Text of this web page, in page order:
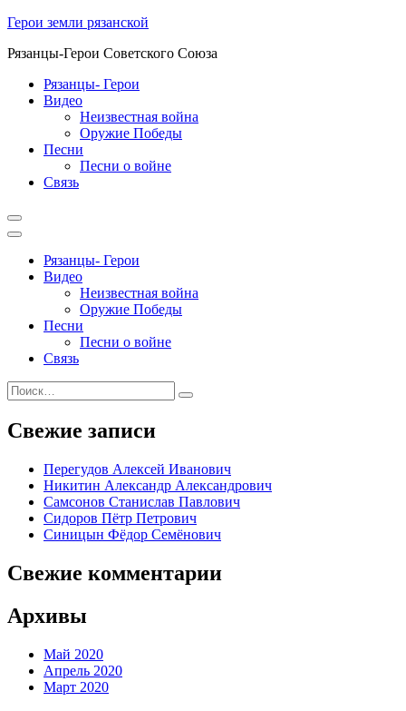
Перейти
содержимому
Герои земли рязанской
Рязанцы-Герои Советского Союза
Рязанцы- Герои
Видео
Неизвестная война
Оружие Победы
Песни
Песни о войне
Cвязь
Рязанцы- Герои
Видео
Неизвестная война
Оружие Победы
Песни
Песни о войне
Cвязь
Найти:
Поиск
Свежие записи
Перегудов Алексей Иванович
Никитин Александр Александрович
Самсонов Станислав Павлович
Сидоров Пётр Петрович
Синицын Фёдор Семёнович
Свежие комментарии
Архивы
Май 2020
Апрель 2020
Март 2020